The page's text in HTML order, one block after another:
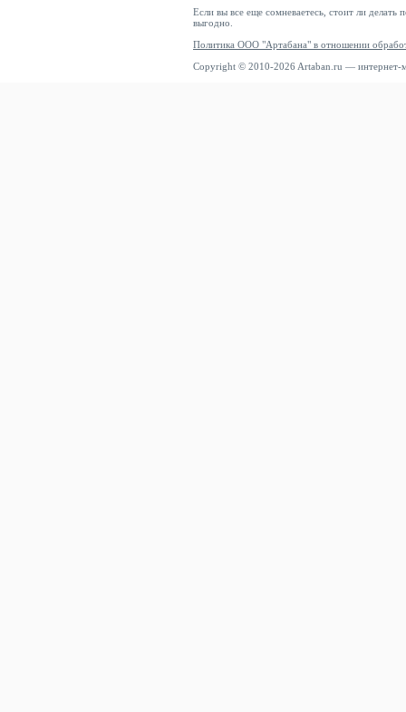
Если вы все еще сомневаетесь, стоит ли делать
выгодно.
Политика ООО "Артабана" в отношении
Copyright © 2010-2026 Artaban.ru — интернет-